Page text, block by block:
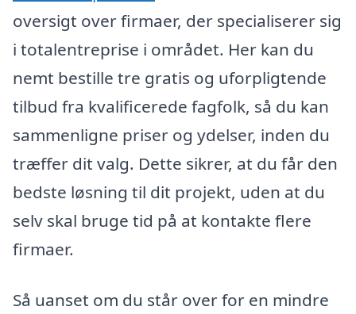
oversigt over firmaer, der specialiserer sig
i totalentreprise i området. Her kan du
nemt bestille tre gratis og uforpligtende
tilbud fra kvalificerede fagfolk, så du kan
sammenligne priser og ydelser, inden du
træffer dit valg. Dette sikrer, at du får den
bedste løsning til dit projekt, uden at du
selv skal bruge tid på at kontakte flere
firmaer.
Så uanset om du står over for en mindre